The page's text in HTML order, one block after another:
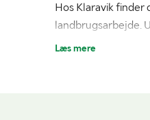
Hos Klaravik
landbrugsarbejde.
Læs mere